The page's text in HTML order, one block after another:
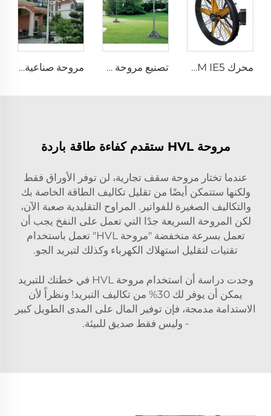
محرك PMSM IE5 عالي الجودة قطر 47 بوصة لمروحة صناعية كبيرة للمصانع والمطاعم والفنادق بجهد 220 فولت تصنيع مروحة ضخمة قطرها 16 قدم (5 أمتار) ذات حجم عالٍ وسرعة منخفضة من نوع المروحة المرفوعة على عمود مروحة صناعية حلزونية HVLS قطرها 16 قدم و24 قدم بمحرك PMSM ذو تدفق هواء عالي الجهد 220 فولت، نوع مروحة العمود الرأسية الحرة
مروحة HVL ستقدم كفاءة طاقة باردة
عندما تختار مروحة سقف تجارية، لن توفر الأوراق فقط
ولكنها ستتمكن أيضًا من تقليل تكاليف الطاقة الخاصة بك
والتكاليف الصغيرة للفواتير. المراوح التقليدية صعبة الآن،
لكن المروحة السريعة جدًا التي تعمل على النفخ يجب أن
تعمل بسرعة منخفضة "مروحة HVL" تعمل باستخدام
تقنيات لتقليل استهلاك الكهرباء وكذلك لتبريد الجو.
وجدت دراسة أن استخدام مروحة HVL في خطتك للتبريد
يمكن أن يوفر لك 30% من تكاليف التبريد! ونظراً لأن
الاستدامة مدمجة، فإن توفير المال على المدى الطويل كبير
- وليس فقط صديق للبيئة.